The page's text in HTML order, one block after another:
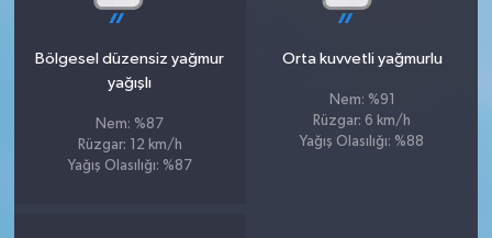
Bölgesel düzensiz yağmur
yağışlı
Nem: %87
Rüzgar: 12 km/h
Yağış Olasılığı: %87
Orta kuvvetli yağmurlu
Nem: %91
Rüzgar: 6 km/h
Yağış Olasılığı: %88